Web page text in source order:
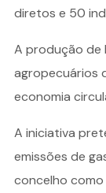
diretos e 50
A produção de
agropecuários
economia
A iniciativa
emissões de
concelho